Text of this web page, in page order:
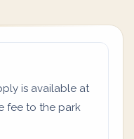
is available at
fee to the park